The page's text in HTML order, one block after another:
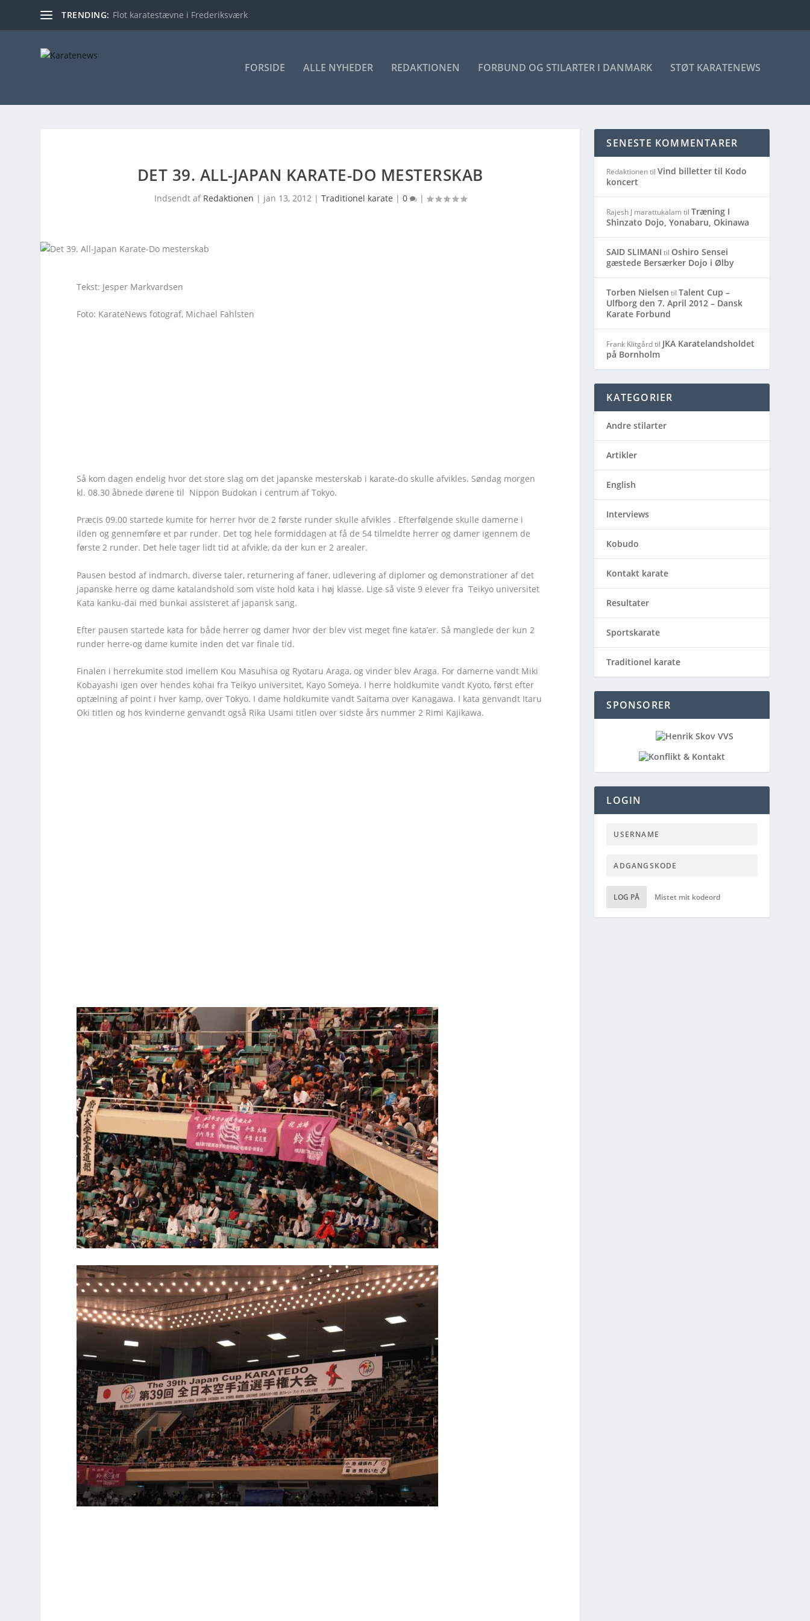
TRENDING: Flot karatestævne i Frederiksværk
FORSIDE ALLE NYHEDER REDAKTIONEN FORBUND OG STILARTER I DANMARK STØT KARATENEWS
DET 39. ALL-JAPAN KARATE-DO MESTERSKAB
Indsendt af Redaktionen | jan 13, 2012| Traditionel karate | 0 |
Tekst: Jesper Markvardsen
Foto: KarateNews fotograf, Michael Fahlsten
Så kom dagen endelig hvor det store slag om det japanske mesterskab i karate-do skulle afvikles. Søndag morgen
kl. 08.30 åbnede dørene til Nippon Budokan i centrum af Tokyo.
Præcis 09.00 startede kumite for herrer hvor de 2 første runder skulle afvikles . Efterfølgende skulle damerne i
ilden og gennemføre et par runder. Det tog hele formiddagen at få de 54 tilmeldte herrer og damer igennem de
første 2 runder. Det hele tager lidt tid at afvikle, da der kun er 2 arealer.
Pausen bestod af indmarch, diverse taler, returnering af faner, udlevering af diplomer og demonstrationer af det
japanske herre og dame katalandshold som viste hold kata i høj klasse. Lige så viste 9 elever fra Teikyo universitet
Kata kanku-dai med bunkai assisteret af japansk sang.
Efter pausen startede kata for både herrer og damer hvor der blev vist meget fine kata’er. Så manglede der kun 2
runder herre-og dame kumite inden det var finale tid.
Finalen i herrekumite stod imellem Kou Masuhisa og Ryotaru Araga, og vinder blev Araga. For damerne vandt Miki
Kobayashi igen over hendes kohai fra Teikyo universitet, Kayo Someya. I herre holdkumite vandt Kyoto, først efter
optælning af point i hver kamp, over Tokyo. I dame holdkumite vandt Saitama over Kanagawa. I kata genvandt Itaru
Oki titlen og hos kvinderne genvandt også Rika Usami titlen over sidste års nummer 2 Rimi Kajikawa.
SENESTE KOMMENTARER
RedaktionentilVind billetter til Kodo
koncert
Rajesh J marattukalamtilTræning I
Shinzato Dojo, Yonabaru, Okinawa
SAID SLIMANI til Oshiro Sensei
gæstede Bersærker Dojo i Ølby
Torben Nielsen tilTalent Cup –
Ulfborg den 7. April 2012 – Dansk
Karate Forbund
Frank Klitgårdtil JKA Karatelandsholdet
på Bornholm
KATEGORIER
Andre stilarter
Artikler
English
Interviews
Kobudo
Kontakt karate
Resultater
Sportskarate
Traditionel karate
SPONSORER
LOGIN
LOG PÅ Mistet mit kodeord